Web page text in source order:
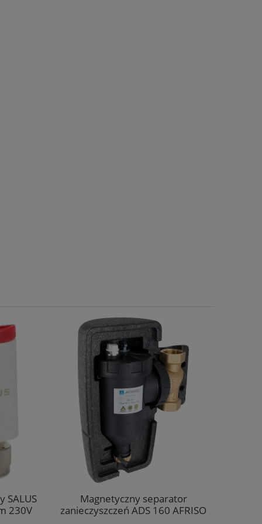
230V
Magnetyczny separator
zanieczyszczeń ADS 160 AFRISO